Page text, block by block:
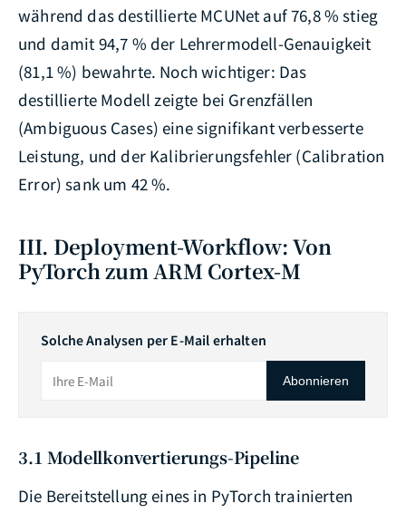
während das destillierte MCUNet auf 76,8 % stieg
und damit 94,7 % der Lehrermodell-Genauigkeit
(81,1 %) bewahrte. Noch wichtiger: Das
destillierte Modell zeigte bei Grenzfällen
(Ambiguous Cases) eine signifikant verbesserte
Leistung, und der Kalibrierungsfehler (Calibration
Error) sank um 42 %.
III. Deployment-Workflow: Von
PyTorch zum ARM Cortex-M
Solche Analysen per E-Mail erhalten
Abonnieren
3.1 Modellkonvertierungs-Pipeline
Die Bereitstellung eines in PyTorch trainierten